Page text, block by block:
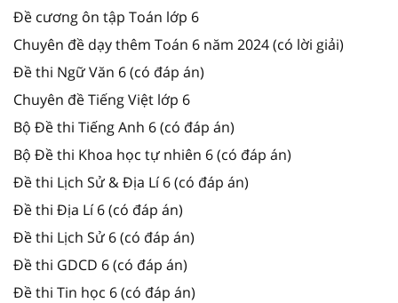
Đề cương ôn tập Toán lớp 6
Chuyên đề dạy thêm Toán 6 năm 2024 (có lời giải)
Đề thi Ngữ Văn 6 (có đáp án)
Chuyên đề Tiếng Việt lớp 6
Bộ Đề thi Tiếng Anh 6 (có đáp án)
Bộ Đề thi Khoa học tự nhiên 6 (có đáp án)
Đề thi Lịch Sử & Địa Lí 6 (có đáp án)
Đề thi Địa Lí 6 (có đáp án)
Đề thi Lịch Sử 6 (có đáp án)
Đề thi GDCD 6 (có đáp án)
Đề thi Tin học 6 (có đáp án)